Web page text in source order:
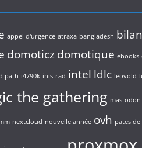
appel d'urgence atraxa bangladesh bilan
domoticzdomotique ebooks
path i4790k inistrad intel ldlc leovold
the gathering mastodon
nextcloud nouvelle année ovh pates